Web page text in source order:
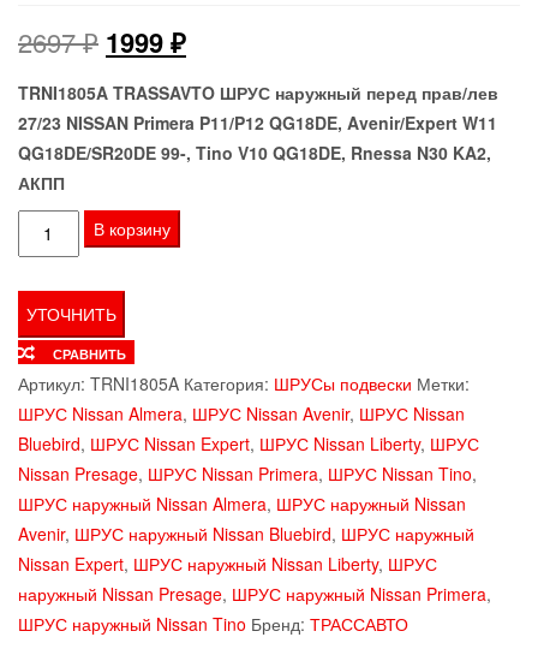
2697₽ Первоначальная
цена
составляла
1999₽Текущая
цена:
1999 ₽.
TRNI1805A TRASSAVTO ШРУС наружный перед прав/лев
27/23 NISSAN Primera P11/P12 QG18DE, Avenir/Expert W11
QG18DE/SR20DE 99-, Tino V10 QG18DE, Rnessa N30 KA2,
АКПП
Количество
товара
наружный
передний,
23/27,
NISSAN
ALMERA
II,
AVENIR
II,
EXPERT
LIBERTY
В корзину
СРАВНИТЬ
Артикул: TRNI1805A Категория: ШРУСы подвески Метки:
ШРУС Nissan Almera, ШРУС Nissan Avenir, ШРУС Nissan
Bluebird, ШРУС Nissan Expert, ШРУС Nissan Liberty, ШРУС
Nissan Presage, ШРУС Nissan Primera, ШРУС Nissan Tino,
ШРУС наружный Nissan Almera, ШРУС наружный Nissan
Avenir, ШРУС наружный Nissan Bluebird, ШРУС наружный
Nissan Expert, ШРУС наружный Nissan Liberty, ШРУС
наружный Nissan Presage, ШРУС наружный Nissan Primera,
ШРУС наружный Nissan Tino Бренд: ТРАССАВТО